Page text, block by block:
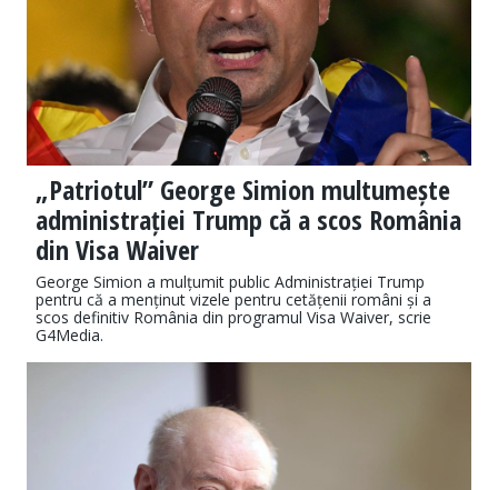
„Patriotul” George Simion multumește
administrației Trump că a scos România
din Visa Waiver
George Simion a mulțumit public Administrației Trump
pentru că a menținut vizele pentru cetățenii români și a
scos definitiv România din programul Visa Waiver, scrie
G4Media.